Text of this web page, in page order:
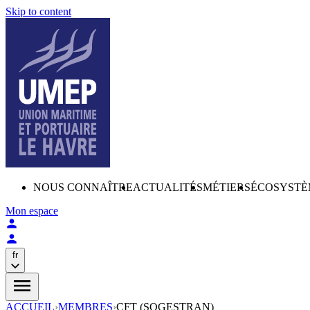
Skip to content
NOUS CONNAÎTREACTUALITÉSMÉTIERS
Mon espace
fr
ACCUEIL›MEMBRES›CFT (SOGESTRAN)